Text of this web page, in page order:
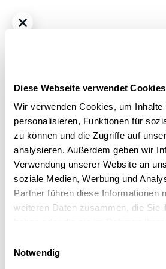
Diese Webseite verwendet Cookies
Wir verwenden Cookies, um Inhalte
personalisieren, Funktionen für
zu können und die Zugriffe auf
analysieren. Außerdem geben wir
Verwendung unserer Website an
soziale Medien, Werbung und
Partner führen diese Informationen
weiteren Daten zusammen, die Sie
Notwendig
Indica THC22% CBD<1.0%
Canopy Bakerstreet 22/1 Hindu
Bestrahlung: Bestrahlt
Strain: Hindu Kush
Terpene: Beta-Caryophyllen, Beta-
Hilft bei: Stress,
Chronische Schmerzen